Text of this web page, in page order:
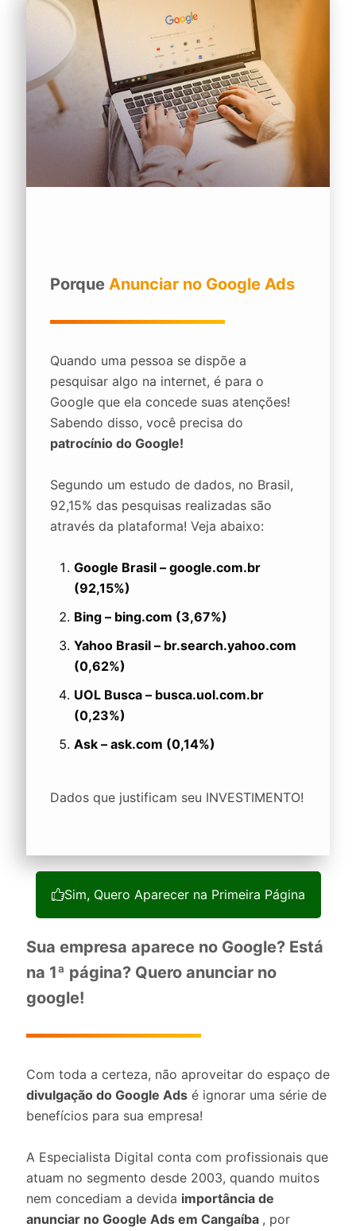
Porque Anunciar no Google Ads
Quando uma pessoa se dispõe a
pesquisar algo na internet, é para o
Google que ela concede suas atenções!
Sabendo disso, você precisa do
patrocínio do Google!
Segundo um estudo de dados, no Brasil,
92,15% das pesquisas realizadas são
através da plataforma! Veja abaixo:
Google Brasil – google.com.br
(92,15%)
Bing – bing.com (3,67%)
Yahoo Brasil – br.search.yahoo.com
(0,62%)
UOL Busca – busca.uol.com.br
(0,23%)
Ask – ask.com (0,14%)
Dados que justificam seu INVESTIMENTO!
Sim, Quero Aparecer na Primeira Página
Sua empresa aparece no Google? Está
na 1ª página? Quero anunciar no
google!
Com toda a certeza, não aproveitar do espaço de
divulgação do Google Ads é ignorar uma série de
benefícios para sua empresa!
A Especialista Digital conta com profissionais que
atuam no segmento desde 2003, quando muitos
nem concediam a devida importância de
anunciar no Google Ads em Cangaíba , por